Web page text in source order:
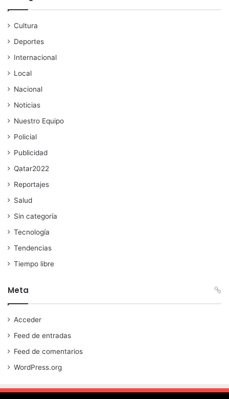
Cultura
Deportes
Internacional
Local
Nacional
Noticias
Nuestro Equipo
Policial
Publicidad
Qatar2022
Reportajes
Salud
Sin categoría
Tecnología
Tendencias
Tiempo libre
Meta
Acceder
Feed de entradas
Feed de comentarios
WordPress.org